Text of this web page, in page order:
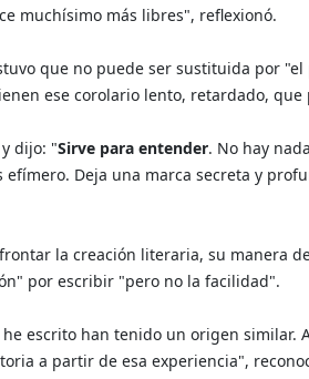
muchísimo más libres", reflexionó.
que no puede ser sustituida por
ese corolario lento, retardado,
dijo: "Sirve para entender. No hay
Deja una marca secreta y
la creación literaria, su manera
por escribir "pero no la facilidad".
escrito han tenido un origen similar.
a partir de esa experiencia",